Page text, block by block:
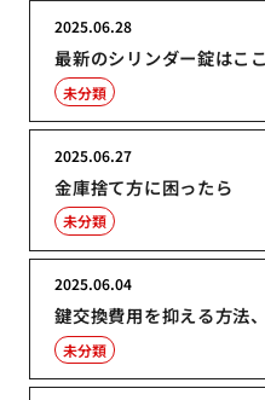
最新のシリンダー錠はこ
2025.06.28
未分類
金庫捨て方に困ったら
2025.06.27
未分類
鍵交換費用を抑える方法
2025.06.04
未分類